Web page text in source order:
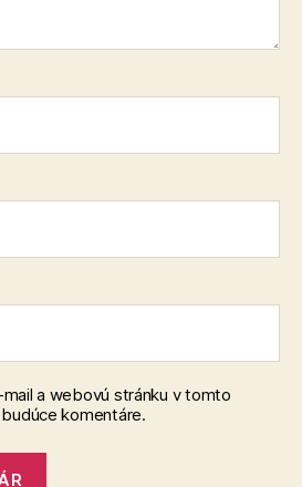
a webovú stránku v tomto
komentáre.